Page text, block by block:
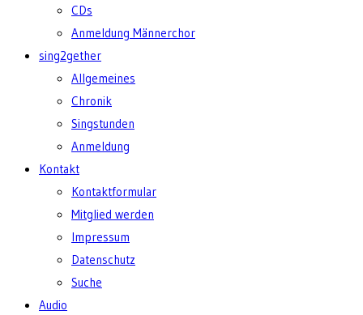
CDs
Anmeldung Männerchor
sing2gether
Allgemeines
Chronik
Singstunden
Anmeldung
Kontakt
Kontaktformular
Mitglied werden
Impressum
Datenschutz
Suche
Audio